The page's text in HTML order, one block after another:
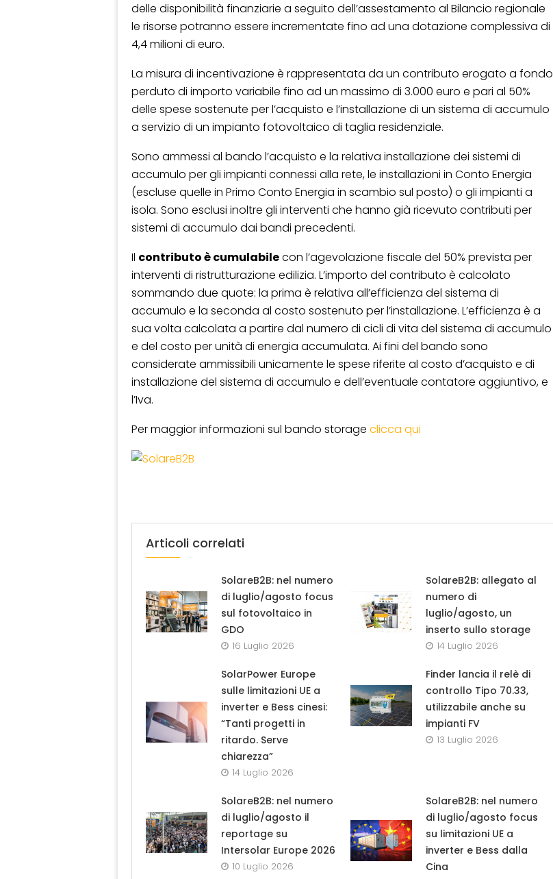
delle disponibilità finanziarie a seguito dell’assestamento al Bilancio regionale
le risorse potranno essere incrementate fino ad una dotazione complessiva di
4,4 milioni di euro.
La misura di incentivazione è rappresentata da un contributo erogato a fondo
perduto di importo variabile fino ad un massimo di 3.000 euro e pari al 50%
delle spese sostenute per l’acquisto e l’installazione di un sistema di accumulo
a servizio di un impianto fotovoltaico di taglia residenziale.
Sono ammessi al bando l’acquisto e la relativa installazione dei sistemi di
accumulo per gli impianti connessi alla rete, le installazioni in Conto Energia
(escluse quelle in Primo Conto Energia in scambio sul posto) o gli impianti a
isola. Sono esclusi inoltre gli interventi che hanno già ricevuto contributi per
sistemi di accumulo dai bandi precedenti.
Il contributo è cumulabilecon l’agevolazione fiscale del 50% prevista per
interventi di ristrutturazione edilizia. L’importo del contributo è calcolato
sommando due quote: la prima è relativa all’efficienza del sistema di
accumulo e la seconda al costo sostenuto per l’installazione. L’efficienza è a
sua volta calcolata a partire dal numero di cicli di vita del sistema di accumulo
e del costo per unità di energia accumulata. Ai fini del bando sono
considerate ammissibili unicamente le spese riferite al costo d’acquisto e di
installazione del sistema di accumulo e dell’eventuale contatore aggiuntivo, e
l’Iva.
Per maggior informazioni sul bando storage clicca qui
Articoli correlati
SolareB2B: nel numero
di luglio/agosto focus
sul fotovoltaico in
GDO
16 Luglio 2026
SolareB2B: allegato al
numero di
luglio/agosto, un
inserto sullo storage
14 Luglio 2026
SolarPower Europe
sulle limitazioni UE a
inverter e Bess cinesi:
“Tanti progetti in
ritardo. Serve
chiarezza”
14 Luglio 2026
Finder lancia il relè di
controllo Tipo 70.33,
utilizzabile anche su
impianti FV
13 Luglio 2026
SolareB2B: nel numero
di luglio/agosto il
reportage su
Intersolar Europe 2026
10 Luglio 2026
SolareB2B: nel numero
di luglio/agosto focus
su limitazioni UE a
inverter e Bess dalla
Cina